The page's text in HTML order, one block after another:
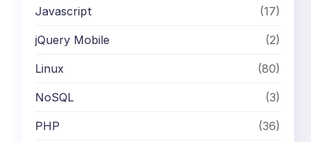
Javascript (17)
jQuery Mobile (2)
Linux (80)
NoSQL (3)
PHP (36)